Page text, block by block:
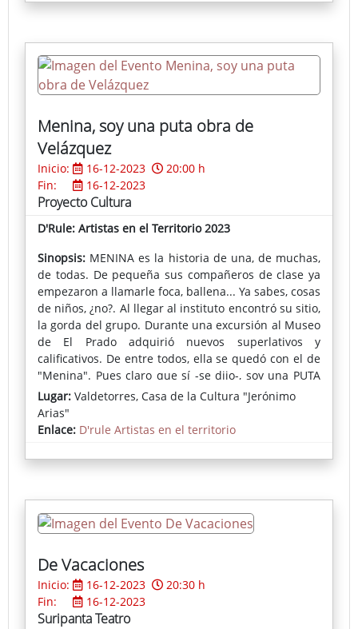
Menina, soy una puta obra de
Velázquez
Inicio: 16-12-2023
20:00 h
Fin:
16-12-2023
Proyecto Cultura
D'Rule: Artistas en el Territorio 2023
Sinopsis: MENINA es la historia de una, de muchas,
de todas. De pequeña sus compañeros de clase ya
empezaron a llamarle foca, ballena... Ya sabes, cosas
de niños, ¿no?. Al llegar al instituto encontró su sitio,
la gorda del grupo. Durante una excursión al Museo
de El Prado adquirió nuevos superlativos y
calificativos. De entre todos, ella se quedó con el de
"Menina". Pues claro que sí -se dijo-, soy una PUTA
obra de Velázquez. Así que puestos a comer y a
engordar, con los años ella se propuso comerse el
mundo y engordar su ego encima de un escenario.
Lugar: Valdetorres, Casa de la Cultura "Jerónimo
Arias"
Enlace: D'rule Artistas en el territorio
De Vacaciones
Inicio: 16-12-2023
20:30 h
Fin:
16-12-2023
Suripanta Teatro